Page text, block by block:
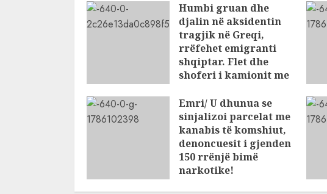
Humbi gruan dhe
djalin në aksidentin
tragjik në Greqi,
rrëfehet emigranti
shqiptar. Flet dhe
shoferi i kamionit me
makina e viktimave
AUGUST 7, 2026
Emri/ U dhunua se
sinjalizoi parcelat me
kanabis të komshiut,
denoncuesit i gjenden
150 rrënjë bimë
narkotike!